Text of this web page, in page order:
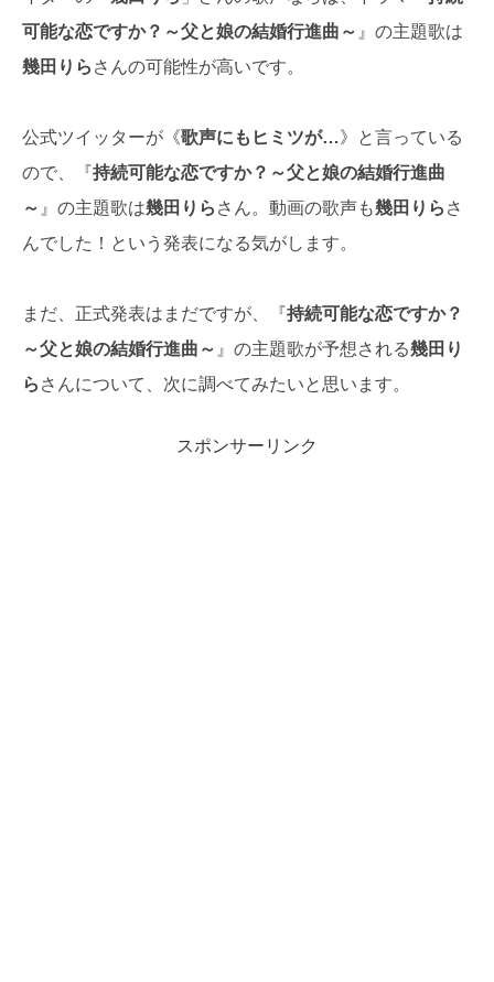
可能な恋ですか？～父と娘の結婚行進曲～ 』の主題歌は
幾田りら さんの可能性が高いです。
公式ツイッターが《歌声にもヒミツが…》と言っている
ので、『持続可能な恋ですか？～父と娘の結婚行進曲
～ 』の主題歌は幾田りら さん。動画の歌声も幾田りら さ
んでした！という発表になる気がします。
まだ、正式発表はまだですが、『持続可能な恋ですか？
～父と娘の結婚行進曲～ 』の主題歌が予想される幾田り
ら さんについて、次に調べてみたいと思います。
スポンサーリンク